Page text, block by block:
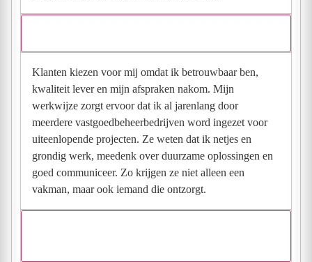
Klanten kiezen voor mij omdat ik betrouwbaar ben,
kwaliteit lever en mijn afspraken nakom. Mijn
werkwijze zorgt ervoor dat ik al jarenlang door
meerdere vastgoedbeheerbedrijven word ingezet voor
uiteenlopende projecten. Ze weten dat ik netjes en
grondig werk, meedenk over duurzame oplossingen en
goed communiceer. Zo krijgen ze niet alleen een
vakman, maar ook iemand die ontzorgt.